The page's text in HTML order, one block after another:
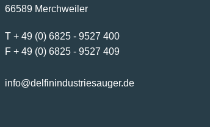
66589 Merchweiler
T + 49 (0) 6825 - 9527 400
F + 49 (0) 6825 - 9527 409
info@delfinindustriesauger.de